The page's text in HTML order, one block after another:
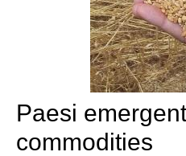
Paesi
commodities